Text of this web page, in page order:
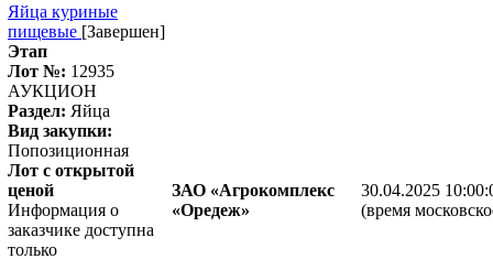
Яйца куриные
пищевые [Завершен]
Этап
Лот №: 12935
АУКЦИОН
Раздел: Яйца
Вид закупки:
Попозиционная
Лот с открытой
ценой
Информация о
заказчике доступна
только
ЗАО «Агрокомплекс
«Оредеж»
30.04.2025
(время